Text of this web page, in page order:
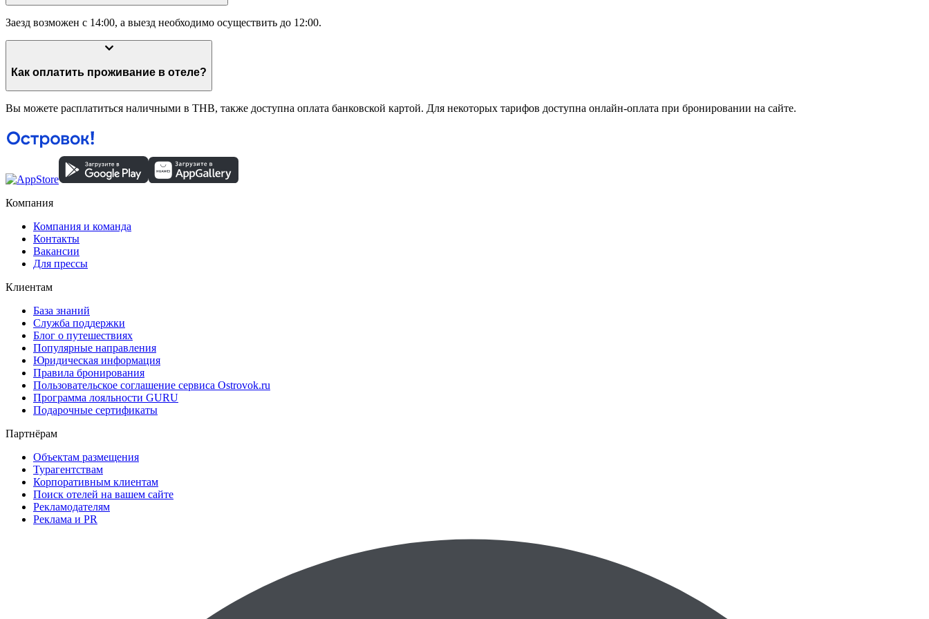
Заезд возможен с 14:00, а выезд необходимо осуществить до 12:00.
Как оплатить проживание в отеле?
Вы можете расплатиться наличными в THB, также доступна оплата банковской картой. Для некоторых тарифов доступна онлайн-оплата при бронировании на сайте.
Компания
Компания и команда
Контакты
Вакансии
Для прессы
Клиентам
База знаний
Служба поддержки
Блог о путешествиях
Популярные направления
Юридическая информация
Правила бронирования
Пользовательское соглашение сервиса Ostrovok.ru
Программа лояльности GURU
Подарочные сертификаты
Партнёрам
Объектам размещения
Турагентствам
Корпоративным клиентам
Поиск отелей на вашем сайте
Рекламодателям
Реклама и PR